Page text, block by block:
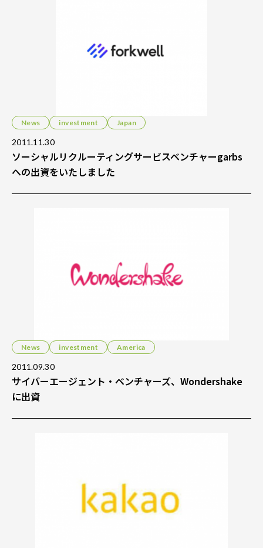
News investment Japan
2011.11.30
ソーシャルリクルーティングサービスベンチャーgarbs
への出資をいたしました
News investment America
2011.09.30
サイバーエージェント・ベンチャーズ、Wondershake
に出資